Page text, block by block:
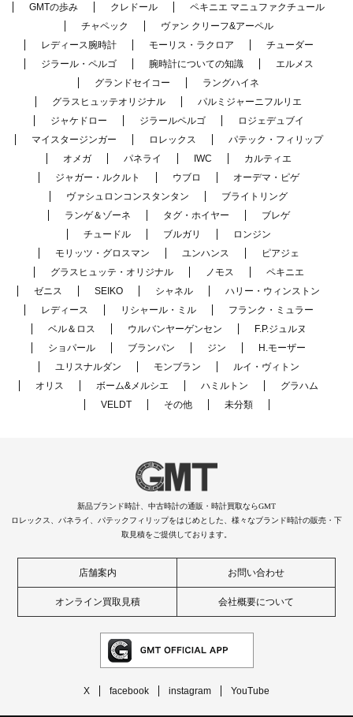
GMTの歩み クレドール
ペキニエ マニュファクチュール
チャペック
ヴァン クリーフ&アーペル
レディース腕時計
モーリス・ラクロア
チューダー
ジラール・ペルゴ
腕時計についての知識
エルメス
グランドセイコー
ラングハイネ
グラスヒュッテオリジナル
パルミジャーニフルリエ
ジャケドロー
ジラールペルゴ
ロジェデュブイ
マイスタージンガー
ロレックス
パテック・フィリップ
オメガ
パネライ IWC
カルティエ
ジャガー・ルクルト
ウブロ
オーデマ・ピゲ
ヴァシュロンコンスタンタン
ブライトリング
ランゲ＆ゾーネ
タグ・ホイヤー
ブレゲ
チュードル
ブルガリ
ロンジン
モリッツ・グロスマン
ユンハンス
ピアジェ
グラスヒュッテ・オリジナル
ノモス
ペキニエ
ゼニス
SEIKO シャネル
ハリー・ウィンストン
レディース
リシャール・ミル
フランク・ミュラー
ベル＆ロス
ウルバンヤーゲンセン
F.P.ジュルヌ
ショパール
ブランパン ジン
H.モーザー
ユリスナルダン
モンブラン
ルイ・ヴィトン
オリス
ボーム&メルシエ ハミルトン
グラハム
VELDT
その他 未分類
新品ブランド時計、中古時計の通販・時計買取ならGMT
ロレックス、パネライ、パテックフィリップをはじめとした、様々なブランド時計の販売・下
取見積をご提供しております。
店舗案内 お問い合わせ
オンライン買取見積 会社概要について
X facebook instagram YouTube